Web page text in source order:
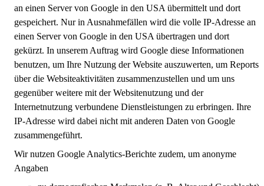
an einen Server von Google in den USA übermittelt und dort
gespeichert. Nur in Ausnahmefällen wird die volle IP-Adresse an
einen Server von Google in den USA übertragen und dort
gekürzt. In unserem Auftrag wird Google diese Informationen
benutzen, um Ihre Nutzung der Website auszuwerten, um Reports
über die Websiteaktivitäten zusammenzustellen und um uns
gegenüber weitere mit der Websitenutzung und der
Internetnutzung verbundene Dienstleistungen zu erbringen. Ihre
IP-Adresse wird dabei nicht mit anderen Daten von Google
zusammengeführt.
Wir nutzen Google Analytics-Berichte zudem, um anonyme
Angaben